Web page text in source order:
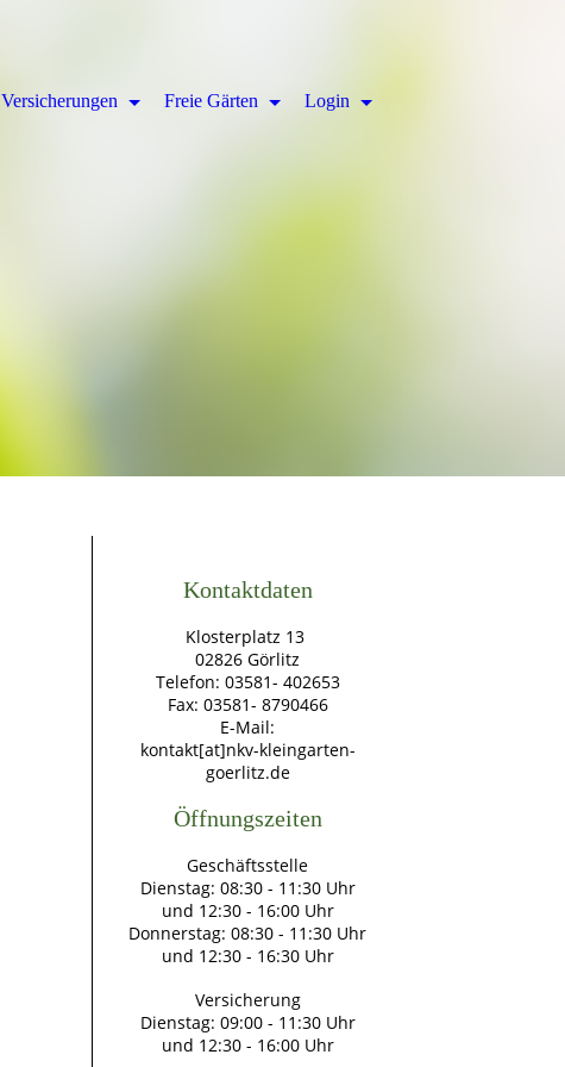
Kontaktdaten
Klosterplatz 13
02826 Görlitz
Telefon: 03581- 402653
Fax: 03581- 8790466
E-Mail:
kontakt[at]nkv-kleingarten-
goerlitz.de
Öffnungszeiten
Geschäftsstelle
Dienstag: 08:30 - 11:30 Uhr
und 12:30 - 16:00 Uhr
Donnerstag: 08:30 - 11:30 Uhr
und 12:30 - 16:30 Uhr
Versicherung
Dienstag: 09:00 - 11:30 Uhr
und 12:30 - 16:00 Uhr
Versicherungen Freie Gärten Login